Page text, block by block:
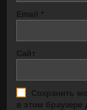
Email *
Сайт
Сохранить
в этом